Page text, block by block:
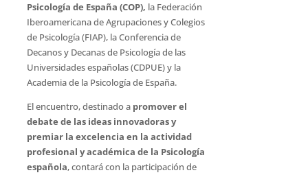
Psicología de España (COP), la Federación
Iberoamericana de Agrupaciones y Colegios
de Psicología (FIAP), la Conferencia de
Decanos y Decanas de Psicología de las
Universidades españolas (CDPUE) y la
Academia de la Psicología de España.
El encuentro, destinado a promover el
debate de las ideas innovadoras y
premiar la excelencia en la actividad
profesional y académica de la Psicología
española, contará con la participación de